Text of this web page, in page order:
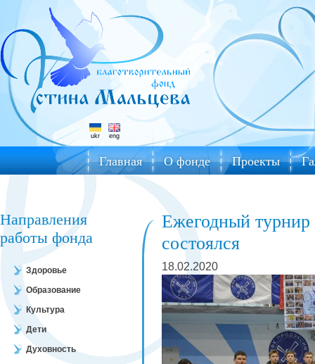
ukr eng
Главная О фонде Проекты
Направления
работы фонда
Здоровье
Образование
Культура
Дети
Духовность
Ежегодный
состоялся
18.02.2020